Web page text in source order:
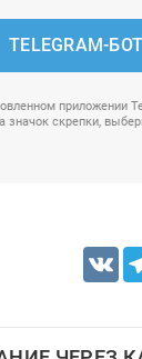
TELEGRAM-БОТ
приложении
скрепки,
VK